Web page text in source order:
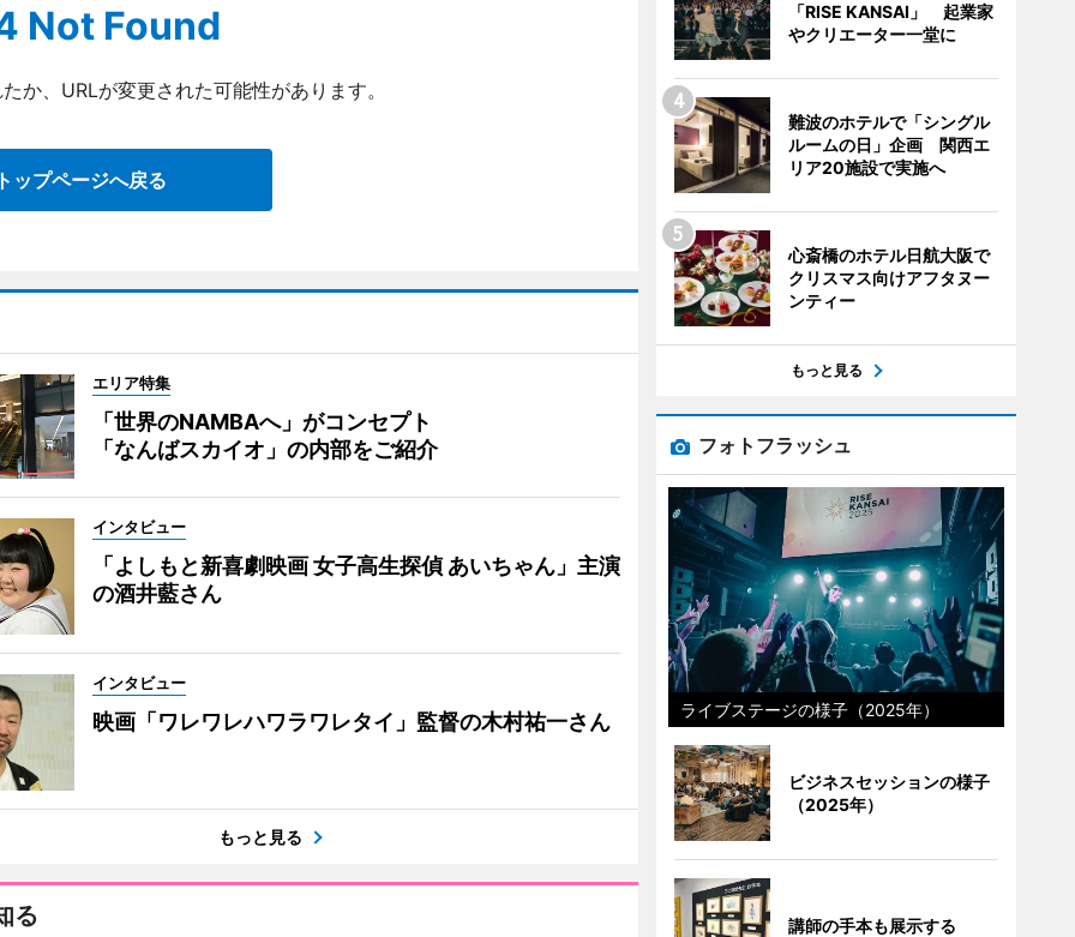
Not Found
か、URLが変更された可能性があります。
ップページへ戻る
エリア特集
「世界のNAMBAへ」がコンセプト
「なんばスカイオ」の内部をご紹介
インタビュー
「よしもと新喜劇映画 女子高生探偵 あいちゃん」主演
の酒井藍さん
インタビュー
映画「ワレワレハワラワレタイ」監督の木村祐一さん
もっと見る
る
「RISE KANSAI」 起業家
やクリエーター一堂に
難波のホテルで「シングル
ルームの日」企画 関西エ
リア20施設で実施へ
心斎橋のホテル日航大阪で
クリスマス向けアフタヌー
ンティー
もっと見る
フォトフラッシュ
ライブステージの様子（2025年）
ビジネスセッションの様子
（2025年）
講師の手本も展示する